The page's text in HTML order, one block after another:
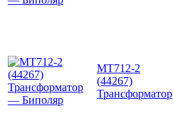
MT712-2
(44267)
Трансформатор